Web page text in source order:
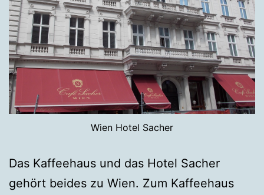
Wien Hotel Sacher
Das Kaffeehaus und das Hotel Sacher
gehört beides zu Wien. Zum Kaffeehaus